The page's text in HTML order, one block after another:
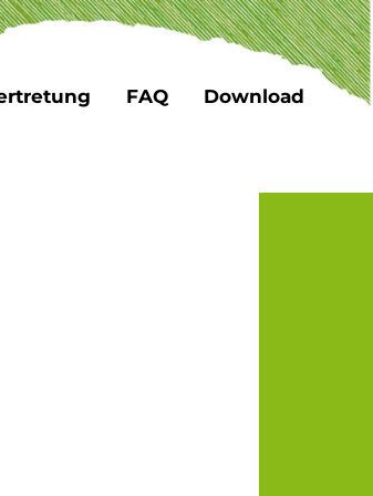
FAQ Download